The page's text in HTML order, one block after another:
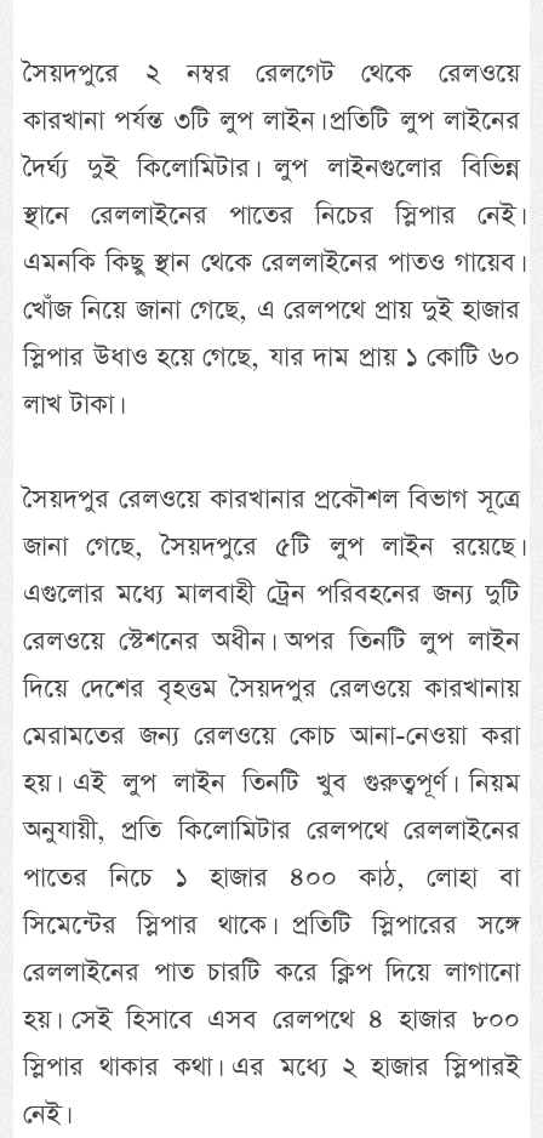
সৈয়দপুরে ২ নম্বর রেলগেট থেকে রেলওয়ে
কারখানা পর্যন্ত ৩টি লুপ লাইন। প্রতিটি লুপ লাইনের
দৈর্ঘ্য দুই কিলোমিটার। লুপ লাইনগুলোর বিভিন্ন
স্থানে রেললাইনের পাতের নিচের স্লিপার নেই।
এমনকি কিছু স্থান থেকে রেললাইনের পাতও গায়েব।
খোঁজ নিয়ে জানা গেছে, এ রেলপথে প্রায় দুই হাজার
স্লিপার উধাও হয়ে গেছে, যার দাম প্রায় ১ কোটি ৬০
লাখ টাকা।
সৈয়দপুর রেলওয়ে কারখানার প্রকৌশল বিভাগ সূত্রে
জানা গেছে, সৈয়দপুরে ৫টি লুপ লাইন রয়েছে।
এগুলোর মধ্যে মালবাহী ট্রেন পরিবহনের জন্য দুটি
রেলওয়ে স্টেশনের অধীন। অপর তিনটি লুপ লাইন
দিয়ে দেশের বৃহত্তম সৈয়দপুর রেলওয়ে কারখানায়
মেরামতের জন্য রেলওয়ে কোচ আনা-নেওয়া করা
হয়। এই লুপ লাইন তিনটি খুব গুরুত্বপূর্ণ। নিয়ম
অনুযায়ী, প্রতি কিলোমিটার রেলপথে রেললাইনের
পাতের নিচে ১ হাজার ৪০০ কাঠ, লোহা বা
সিমেন্টের স্লিপার থাকে। প্রতিটি স্লিপারের সঙ্গে
রেললাইনের পাত চারটি করে ক্লিপ দিয়ে লাগানো
হয়। সেই হিসাবে এসব রেলপথে ৪ হাজার ৮০০
স্লিপার থাকার কথা। এর মধ্যে ২ হাজার স্লিপারই
নেই।